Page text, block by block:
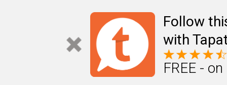
Follow
with
FREE -